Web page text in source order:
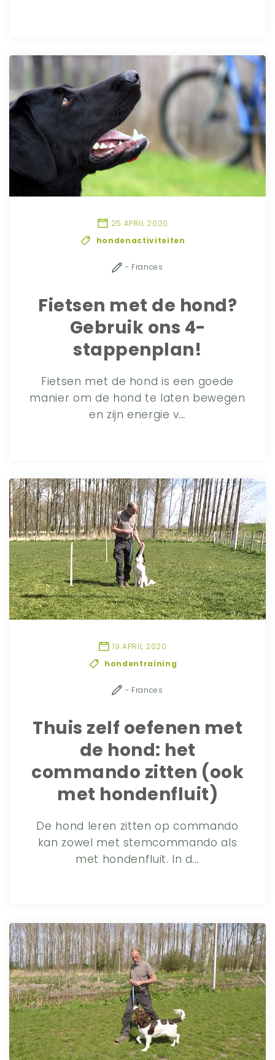
25 APRIL 2020
hondenactiviteiten
- Frances
Fietsen met de hond?
Gebruik ons 4-
stappenplan!
Fietsen met de hond is een goede
manier om de hond te laten bewegen
en zijn energie v...
19 APRIL 2020
hondentraining
- Frances
Thuis zelf oefenen met
de hond: het
commando zitten (ook
met hondenfluit)
De hond leren zitten op commando
kan zowel met stemcommando als
met hondenfluit. In d...